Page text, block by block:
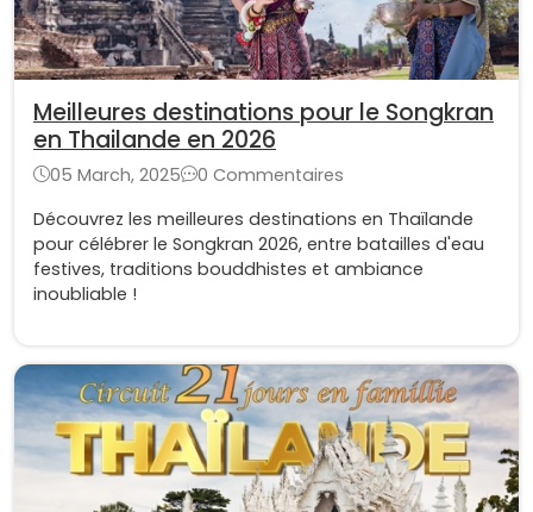
Meilleures destinations pour le Songkran
en Thailande en 2026
05 March, 2025
0 Commentaires
Découvrez les meilleures destinations en Thaïlande
pour célébrer le Songkran 2026, entre batailles d'eau
festives, traditions bouddhistes et ambiance
inoubliable !